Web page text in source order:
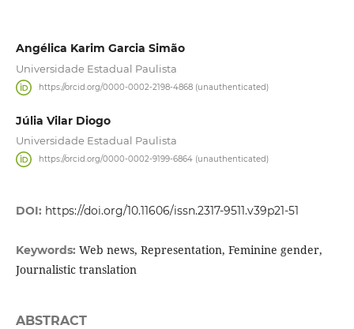
Angélica Karim Garcia Simão
Universidade Estadual Paulista
https://orcid.org/0000-0002-2198-4868 (unauthenticated)
Júlia Vilar Diogo
Universidade Estadual Paulista
https://orcid.org/0000-0002-9199-6864 (unauthenticated)
DOI: https://doi.org/10.11606/issn.2317-9511.v39p21-51
Keywords: Web news, Representation, Feminine gender,
Journalistic translation
ABSTRACT